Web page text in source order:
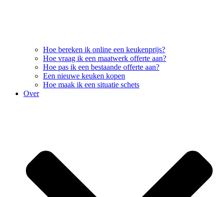
Hoe bereken ik online een keukenprijs?
Hoe vraag ik een maatwerk offerte aan?
Hoe pas ik een bestaande offerte aan?
Een nieuwe keuken kopen
Hoe maak ik een situatie schets
Over